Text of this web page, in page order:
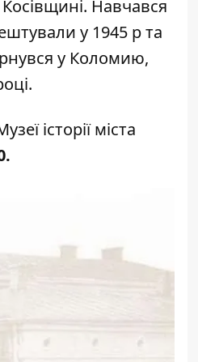
Навчався
у 1945 р та
у Коломию,
історії міста